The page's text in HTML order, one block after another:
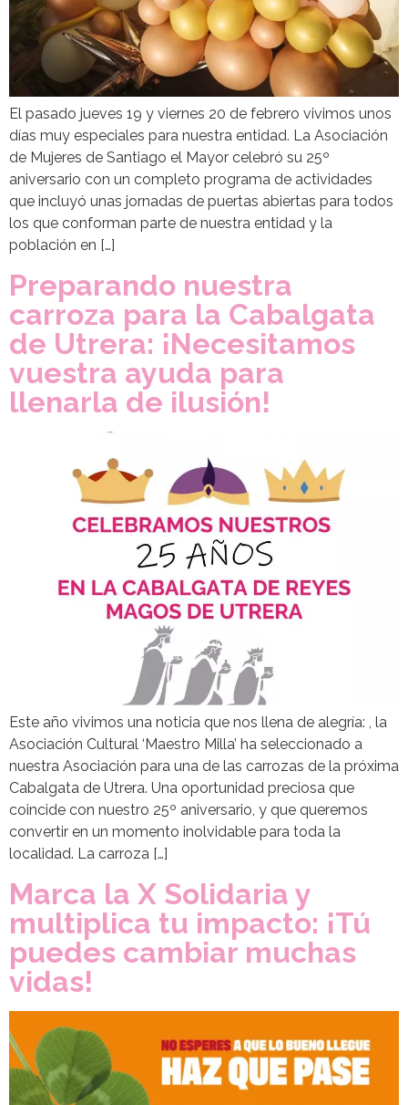
El pasado jueves 19 y viernes 20 de febrero vivimos unos
días muy especiales para nuestra entidad. La Asociación
de Mujeres de Santiago el Mayor celebró su 25º
aniversario con un completo programa de actividades
que incluyó unas jornadas de puertas abiertas para todos
los que conforman parte de nuestra entidad y la
población en […]
Preparando nuestra
carroza para la Cabalgata
de Utrera: ¡Necesitamos
vuestra ayuda para
llenarla de ilusión!
Este año vivimos una noticia que nos llena de alegría: , la
Asociación Cultural ‘Maestro Milla’ ha seleccionado a
nuestra Asociación para una de las carrozas de la próxima
Cabalgata de Utrera. Una oportunidad preciosa que
coincide con nuestro 25º aniversario, y que queremos
convertir en un momento inolvidable para toda la
localidad. La carroza […]
Marca la X Solidaria y
multiplica tu impacto: ¡Tú
puedes cambiar muchas
vidas!